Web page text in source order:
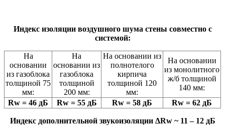
Индекс изоляции воздушного шума стены совместно с
системой:
На
основании
из газоблока
толщиной 75
мм:
На
основании из
газоблока
толщиной
200 мм:
На основании из
полнотелого
кирпича
толщиной 120
мм:
На основании
из монолитного
ж/б толщиной
140 мм:
Rw = 46 дБ
Rw = 55 дБ Rw = 58 дБ Rw = 62 дБ
Индекс дополнительной звукоизоляции ΔRw ~ 11 – 12 дБ